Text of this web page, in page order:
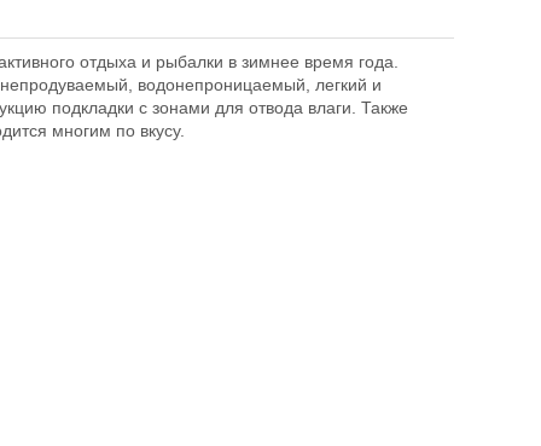
отдыха и рыбалки в зимнее время года.
водонепроницаемый, легкий и
подкладки с зонами для отвода влаги. Также
многим по вкусу.